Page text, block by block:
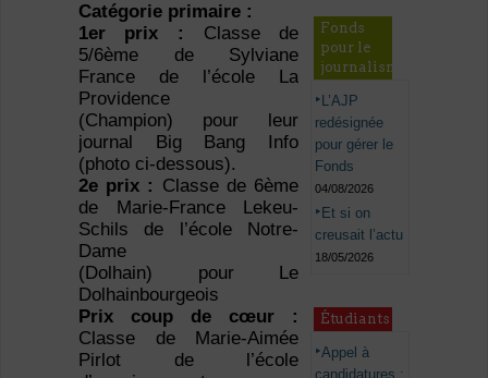
Catégorie primaire :
1er prix : Classe de
5/6ème de Sylviane
France de l’école La
Providence
(Champion) pour leur
journal Big Bang Info
(photo ci-dessous).
2e prix : Classe de 6ème
de Marie-France Lekeu-
Schils de l’école Notre-
Dame
(Dolhain) pour Le
Dolhainbourgeois
Prix coup de cœur :
Classe de Marie-Aimée
Pirlot de l’école
Fonds
pour le
journalisme
L’AJP
redésignée
pour gérer le
Fonds
04/08/2026
Et si on
creusait l’actu
18/05/2026
Étudiants
Appel à
candidatures :